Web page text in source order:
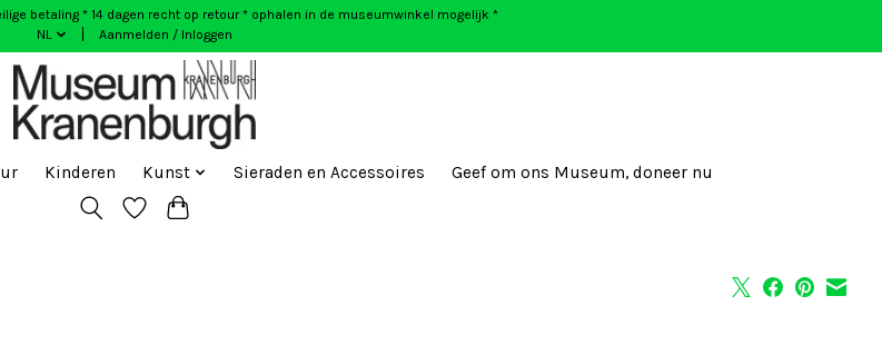
betaling * 14 dagen recht op retour * ophalen in de museumwinkel mogelijk *
NL
Aanmelden / Inloggen
Kinderen Kunst Sieraden en Accessoires Geef om ons Museum, doneer nu